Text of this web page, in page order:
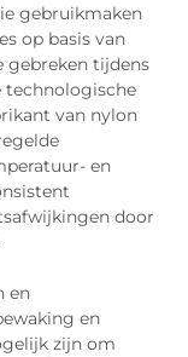
gebruikmaken
op basis van
tijdens
technologische
van nylon
en
door
en
en
zijn om